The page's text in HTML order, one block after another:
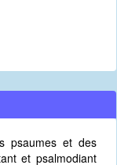
psaumes et des
et psalmodiant